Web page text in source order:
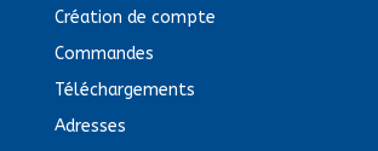
Création de compte
Commandes
Téléchargements
Adresses